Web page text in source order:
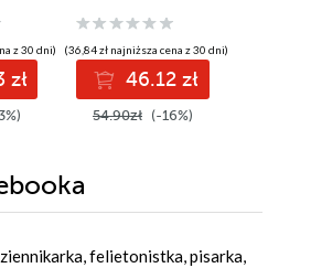
z 30 dni)
zł
(36,84 zł najniższa cena z 30 dni)
46.12 zł
54.90zł (-16%)
felietonistka, pisarka,